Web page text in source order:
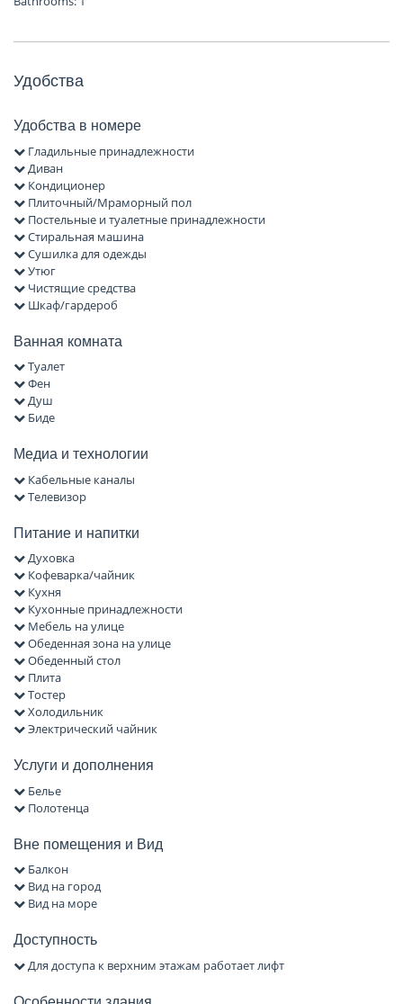
Удобства
Удобства в номере
Гладильные принадлежности
Диван
Кондиционер
Плиточный/Мраморный пол
Постельные и туалетные принадлежности
Стиральная машина
Сушилка для одежды
Утюг
Чистящие средства
Шкаф/гардероб
Ванная комната
Туалет
Фен
Душ
Биде
Медиа и технологии
Кабельные каналы
Телевизор
Питание и напитки
Духовка
Кофеварка/чайник
Кухня
Кухонные принадлежности
Мебель на улице
Обеденная зона на улице
Обеденный стол
Плита
Тостер
Холодильник
Электрический чайник
Услуги и дополнения
Белье
Полотенца
Вне помещения и Вид
Балкон
Вид на город
Вид на море
Доступность
Для доступа к верхним этажам работает лифт